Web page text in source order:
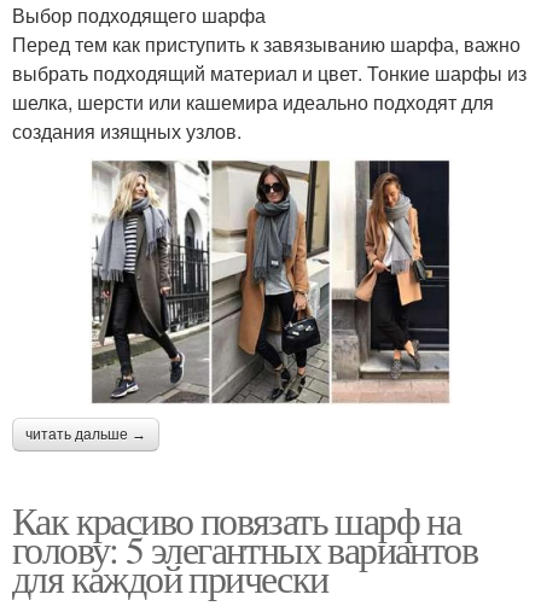
Выбор подходящего шарфа
Перед тем как приступить к завязыванию шарфа, важно
выбрать подходящий материал и цвет. Тонкие шарфы из
шелка, шерсти или кашемира идеально подходят для
создания изящных узлов.
читать дальше →
Как красиво повязать шарф на
голову: 5 элегантных вариантов
для каждой прически